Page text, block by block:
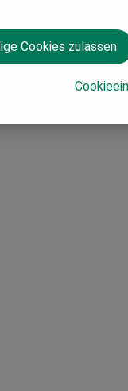
Cookies zulassen